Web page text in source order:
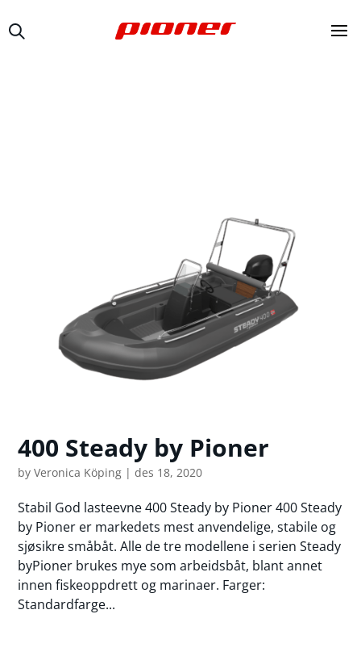
400 Steady by Pioner
byVeronica Köping |des 18, 2020
Stabil God lasteevne 400 Steady by Pioner 400 Steady
by Pioner er markedets mest anvendelige, stabile og
sjøsikre småbåt. Alle de tre modellene i serien Steady
byPioner brukes mye som arbeidsbåt, blant annet
innen fiskeoppdrett og marinaer. Farger:
Standardfarge...